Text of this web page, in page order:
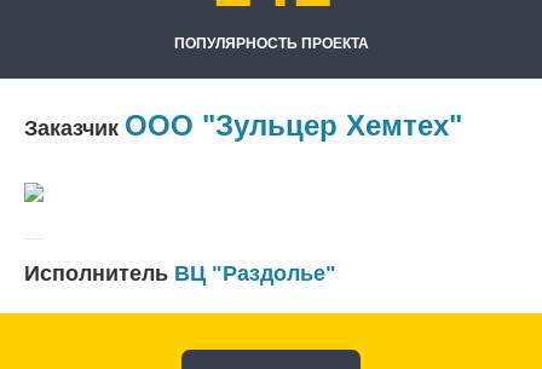
ПОПУЛЯРНОСТЬ ПРОЕКТА
Заказчик ООО "Зульцер Хемтех"
Исполнитель ВЦ "Раздолье"